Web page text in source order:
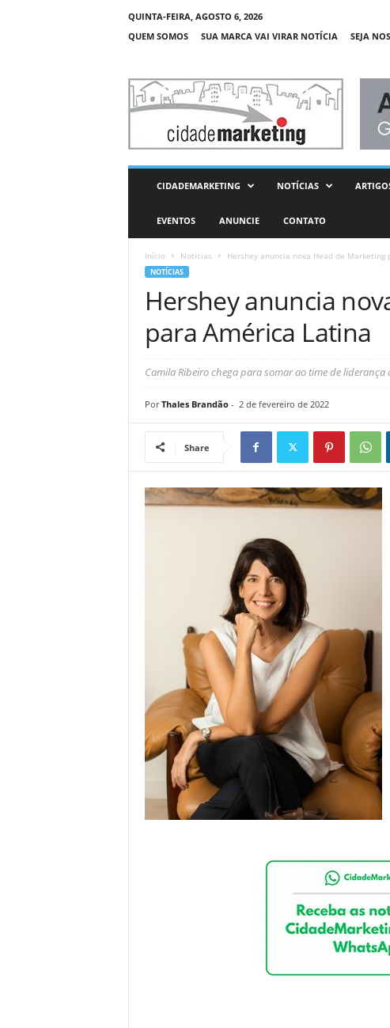
QUINTA-FEIRA, AGOSTO 6, 2026
QUEM SOMOS
SUA MARCA VAI VIRAR NOTÍCIA SEJA
C
d
CIDADEMARKETING NOTÍCIAS
EVENTOS ANUNCIE CONTATO
Início Notícias Hershey anuncia nova Head de Marketing
NOTÍCIAS
Hershey anuncia
para América Latina
Camila Ribeiro chega para somar ao time de
Por Thales Brandão- 2 de fevereiro de 2022
Share